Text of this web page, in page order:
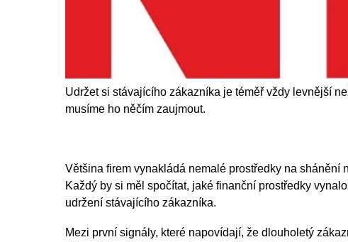
Udržet si stávajícího zákazníka je téměř vždy levnější
musíme ho něčím zaujmout.
Většina firem vynakládá nemalé prostředky na
Každý by si měl spočítat, jaké finanční prostředky
udržení stávajícího zákazníka.
Mezi první signály, které napovídají, že dlouholetý